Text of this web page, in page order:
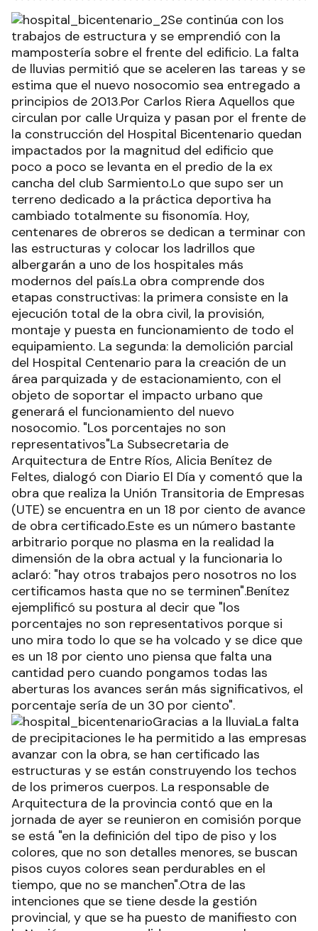
Se continúa con los
trabajos de estructura y se emprendió con la
mampostería sobre el frente del edificio. La falta
de lluvias permitió que se aceleren las tareas y se
estima que el nuevo nosocomio sea entregado a
principios de 2013.Por Carlos Riera Aquellos que
circulan por calle Urquiza y pasan por el frente de
la construcción del Hospital Bicentenario quedan
impactados por la magnitud del edificio que
poco a poco se levanta en el predio de la ex
cancha del club Sarmiento.Lo que supo ser un
terreno dedicado a la práctica deportiva ha
cambiado totalmente su fisonomía. Hoy,
centenares de obreros se dedican a terminar con
las estructuras y colocar los ladrillos que
albergarán a uno de los hospitales más
modernos del país.La obra comprende dos
etapas constructivas: la primera consiste en la
ejecución total de la obra civil, la provisión,
montaje y puesta en funcionamiento de todo el
equipamiento. La segunda: la demolición parcial
del Hospital Centenario para la creación de un
área parquizada y de estacionamiento, con el
objeto de soportar el impacto urbano que
generará el funcionamiento del nuevo
nosocomio. "Los porcentajes no son
representativos"La Subsecretaria de
Arquitectura de Entre Ríos, Alicia Benítez de
Feltes, dialogó con Diario El Día y comentó que la
obra que realiza la Unión Transitoria de Empresas
(UTE) se encuentra en un 18 por ciento de avance
de obra certificado.Este es un número bastante
arbitrario porque no plasma en la realidad la
dimensión de la obra actual y la funcionaria lo
aclaró: "hay otros trabajos pero nosotros no los
certificamos hasta que no se terminen".Benítez
ejemplificó su postura al decir que "los
porcentajes no son representativos porque si
uno mira todo lo que se ha volcado y se dice que
es un 18 por ciento uno piensa que falta una
cantidad pero cuando pongamos todas las
aberturas los avances serán más significativos, el
porcentaje sería de un 30 por ciento".
Gracias a la lluviaLa falta
de precipitaciones le ha permitido a las empresas
avanzar con la obra, se han certificado las
estructuras y se están construyendo los techos
de los primeros cuerpos. La responsable de
Arquitectura de la provincia contó que en la
jornada de ayer se reunieron en comisión porque
se está "en la definición del tipo de piso y los
colores, que no son detalles menores, se buscan
pisos cuyos colores sean perdurables en el
tiempo, que no se manchen".Otra de las
intenciones que se tiene desde la gestión
provincial, y que se ha puesto de manifiesto con